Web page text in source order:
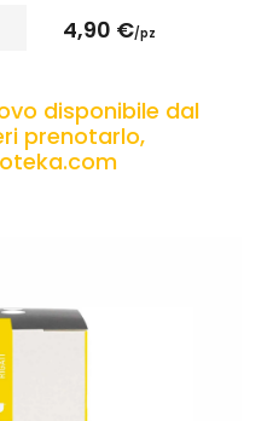
4,90 €/pz
disponibile dal
prenotarlo,